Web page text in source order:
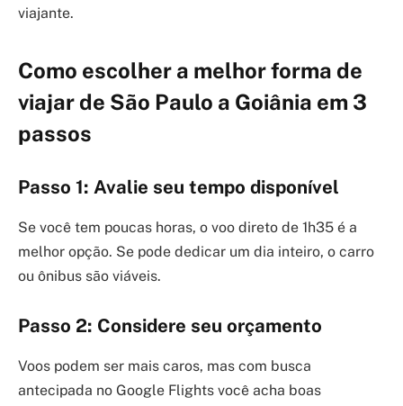
viajante.
Como escolher a melhor forma de
viajar de São Paulo a Goiânia em 3
passos
Passo 1: Avalie seu tempo disponível
Se você tem poucas horas, o voo direto de 1h35 é a
melhor opção. Se pode dedicar um dia inteiro, o carro
ou ônibus são viáveis.
Passo 2: Considere seu orçamento
Voos podem ser mais caros, mas com busca
antecipada no Google Flights você acha boas